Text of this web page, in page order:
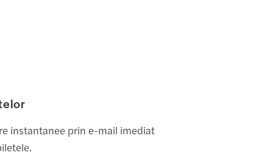
instantanee prin e-mail imediat